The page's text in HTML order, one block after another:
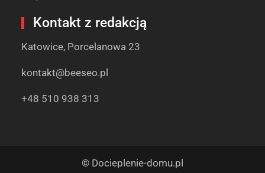
Kontakt z redakcją
Katowice, Porcelanowa 23
kontakt@beeseo.pl
+48 510 938 313
© Docieplenie-domu.pl